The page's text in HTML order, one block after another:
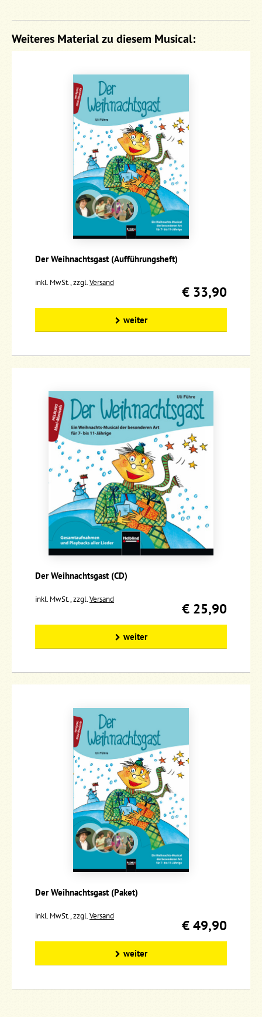
Weiteres Material zu diesem Musical:
Der Weihnachtsgast (Aufführungsheft)
inkl. MwSt., zzgl.Versand
€ 33,90
weiter
Der Weihnachtsgast (CD)
inkl. MwSt., zzgl.Versand
€ 25,90
weiter
Der Weihnachtsgast (Paket)
inkl. MwSt., zzgl.Versand
€ 49,90
weiter